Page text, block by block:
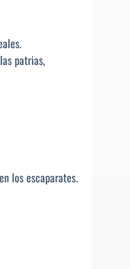
patrias,
los escaparates.